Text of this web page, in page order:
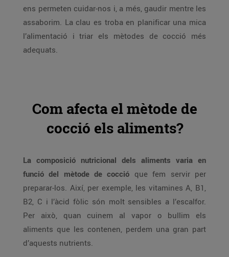
ens permeten cuidar-nos i, a més, gaudir mentre les
assaborim. La clau es troba en planificar una mica
l’alimentació i triar els mètodes de cocció més
adequats.
Com afecta el mètode de
cocció els aliments?
La composició nutricional dels aliments varia en
funció del mètode de cocció que fem servir per
preparar-los. Així, per exemple, les vitamines A, B1,
B2, C i l’àcid fòlic són molt sensibles a l’escalfor.
Per això, quan cuinem al vapor o bullim els
aliments que les contenen, perdem una gran part
d’aquests nutrients.